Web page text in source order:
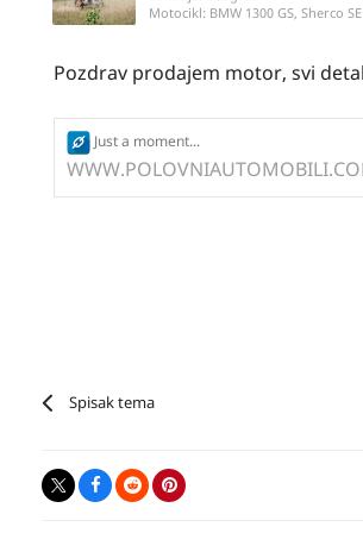
Motocikl: BMW 1300 GS, Sherco
Pozdrav prodajem motor, svi
Just a moment...
Spisak tema